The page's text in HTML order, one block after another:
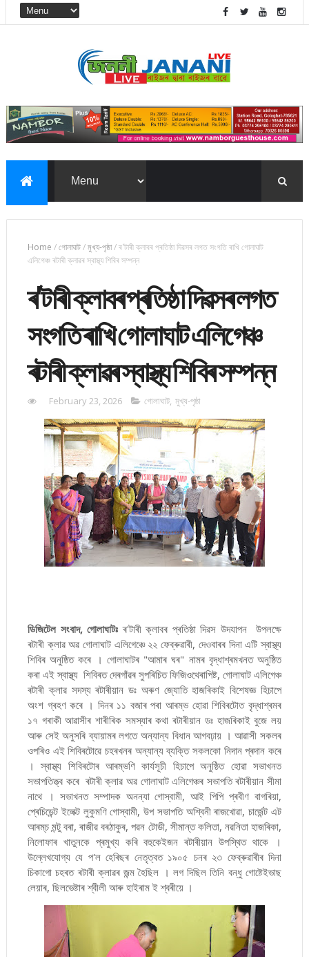
Home /গোলাঘাট/মুখ্য-পৃষ্ঠা/ৰ'টাৰী ক্লাবৰ প্ৰতিষ্ঠা দিৱসৰ লগত সংগতি ৰাখি গোলাঘাট
এলিগেঞ্চ ৰটাৰী ক্লাৱৰ স্বাস্থ্য শিবিৰ সম্পন্ন
ৰ'টাৰী ক্লাবৰ প্ৰতিষ্ঠা দিৱসৰ লগত
সংগতি ৰাখি গোলাঘাট এলিগেঞ্চ
ৰটাৰী ক্লাৱৰ স্বাস্থ্য শিবিৰ সম্পন্ন
February 23, 2026 গোলাঘাট, মুখ্য-পৃষ্ঠা
ডিজিটেল সংবাদ, গোলাঘাটঃ ৰ'টাৰী ক্লাবৰ প্ৰতিষ্ঠা দিৱস উদযাপন উপলক্ষে
ৰটাৰী ক্লাৱ অৱ গোলাঘাট এলিগেঞ্চে ২২ ফেব্ৰুৱাৰী, দেওবাৰৰ দিনা এটি স্বাস্থ্য
শিবিৰ অনুষ্ঠিত কৰে । গোলাঘাটৰ "আমাৰ ঘৰ" নামৰ বৃদ্ধাশ্ৰমখনত অনুষ্ঠিত
কৰা এই স্বাস্থ্য শিবিৰত দেৰগাঁৱৰ সুপৰিচিত ফিজিওথেৰাপিষ্ট, গোলাঘাট এলিগেঞ্চ
ৰটাৰী ক্লাৱ সদস্য ৰটাৰীয়ান ডঃ অৰুণ জ্যোতি হাজৰিকাই বিশেষজ্ঞ হিচাপে
অংশ গ্ৰহণ কৰে । দিনৰ ১১ বজাৰ পৰা আৰম্ভ হোৱা শিবিৰটোত বৃদ্ধাশ্ৰমৰ
১৭ গৰাকী আৱাসীৰ শাৰীৰিক সমস্যাৰ কথা ৰটাৰীয়ান ডঃ হাজৰিকাই বুজে লয়
আৰু সেই অনুসৰি ব্যায়ামৰ লগতে অন্যান্য বিধান আগবঢ়ায় । আৱাসী সকলৰ
ওপৰিও এই শিবিৰটোৱে চহৰখনৰ অন্যান্য ব্যক্তি সকলকো নিদান প্ৰদান কৰে
। স্বাস্থ্য শিবিৰটোৰ আৰম্ভণি কাৰ্যসূচী হিচাপে অনুষ্ঠিত হোৱা সভাখনত
সভাপতিত্ত্ব কৰে ৰটাৰী ক্লাৱ অৱ গোলাঘাট এলিগেঞ্চৰ সভাপতি ৰটাৰীয়ান সীমা
নাথে । সভাখনত সম্পাদক অনন্যা গোস্বামী, আই পিপি প্ৰবীণ বাগৰিয়া,
প্ৰেচিডেন্ট ইলেক্ট লুকুমণি গোস্বামী, উপ সভাপতি অশ্বিনী ৰাজখোৱা, চাৰ্জেন্ট এট
আৰম্‌চ মন্টু বৰা, ৰাজীৱ বৰঠাকুৰ, পৱন টোডী, সীমান্ত কলিতা, নৱনিতা হাজৰিকা,
নিলোফাৰ খাতুনকে প্ৰমুখ্য কৰি বহুকেইজন ৰটাৰীয়ান উপস্থিত থাকে ।
উল্লেখযোগ্য যে প'ল হেৰিছৰ নেতৃত্বত ১৯০৫ চনৰ ২৩ ফেব্ৰুৱাৰীৰ দিনা
চিকাগো চহৰত ৰটাৰী ক্লাৱৰ জন্ম হৈছিল । লগ দিছিল তিনি বন্ধু গোষ্টেইভাছ
লেয়াৰ, ছিলভেষ্টাৰ শ্বীলী আৰু হাইৰাম ই শ্বৰীয়ে ।